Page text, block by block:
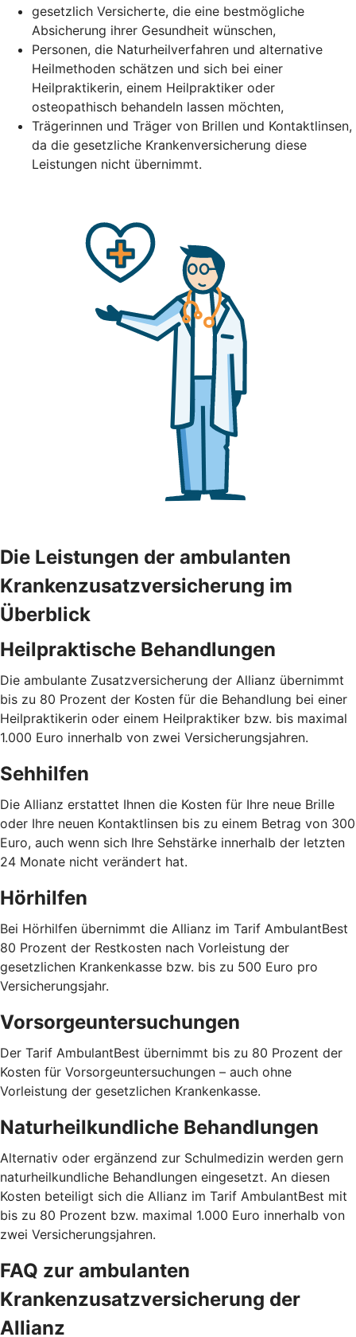
gesetzlich Versicherte, die eine bestmögliche
Absicherung ihrer Gesundheit wünschen,
Personen, die Naturheilverfahren und alternative
Heilmethoden schätzen und sich bei einer
Heilpraktikerin, einem Heilpraktiker oder
osteopathisch behandeln lassen möchten,
Trägerinnen und Träger von Brillen und Kontaktlinsen,
da die gesetzliche Krankenversicherung diese
Leistungen nicht übernimmt.
Die Leistungen der ambulanten
Krankenzusatzversicherung im
Überblick
Heilpraktische Behandlungen
Die ambulante Zusatzversicherung der Allianz übernimmt
bis zu 80 Prozent der Kosten für die Behandlung bei einer
Heilpraktikerin oder einem Heilpraktiker bzw. bis maximal
1.000 Euro innerhalb von zwei Versicherungsjahren.
Sehhilfen
Die Allianz erstattet Ihnen die Kosten für Ihre neue Brille
oder Ihre neuen Kontaktlinsen bis zu einem Betrag von 300
Euro, auch wenn sich Ihre Sehstärke innerhalb der letzten
24 Monate nicht verändert hat.
Hörhilfen
Bei Hörhilfen übernimmt die Allianz im Tarif AmbulantBest
80 Prozent der Restkosten nach Vorleistung der
gesetzlichen Krankenkasse bzw. bis zu 500 Euro pro
Versicherungsjahr.
Vorsorgeuntersuchungen
Der Tarif AmbulantBest übernimmt bis zu 80 Prozent der
Kosten für Vorsorgeuntersuchungen – auch ohne
Vorleistung der gesetzlichen Krankenkasse.
Naturheilkundliche Behandlungen
Alternativ oder ergänzend zur Schulmedizin werden gern
naturheilkundliche Behandlungen eingesetzt. An diesen
Kosten beteiligt sich die Allianz im Tarif AmbulantBest mit
bis zu 80 Prozent bzw. maximal 1.000 Euro innerhalb von
zwei Versicherungsjahren.
FAQ zur ambulanten
Krankenzusatzversicherung der
Allianz